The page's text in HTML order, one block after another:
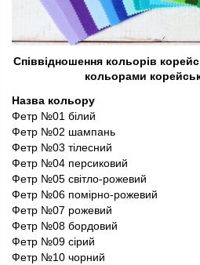
Співвідношення кольорів
кольорами
Назва кольору
Фетр №01 білий
Фетр №02 шампань
Фетр №03 тілесний
Фетр №04 персиковий
Фетр №05 світло-рожевий
Фетр №06 помірно-рожевий
Фетр №07 рожевий
Фетр №08 бордовий
Фетр №09 сірий
Фетр №10 чорний